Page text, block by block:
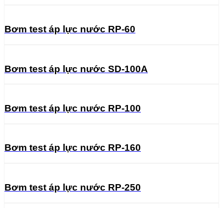
Bơm test áp lực nước RP-60
Bơm test áp lực nước SD-100A
Bơm test áp lực nước RP-100
Bơm test áp lực nước RP-160
Bơm test áp lực nước RP-250